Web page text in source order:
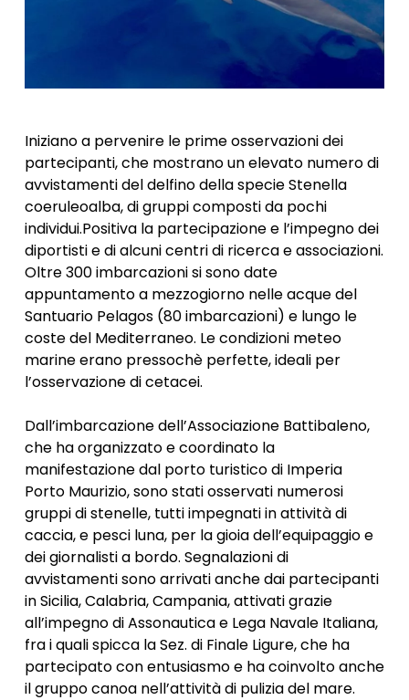
Iniziano a pervenire le prime osservazioni dei
partecipanti, che mostrano un elevato numero di
avvistamenti del delfino della specie Stenella
coeruleoalba, di gruppi composti da pochi
individui.Positiva la partecipazione e l’impegno dei
diportisti e di alcuni centri di ricerca e associazioni.
Oltre 300 imbarcazioni si sono date
appuntamento a mezzogiorno nelle acque del
Santuario Pelagos (80 imbarcazioni) e lungo le
coste del Mediterraneo. Le condizioni meteo
marine erano pressochè perfette, ideali per
l’osservazione di cetacei.
Dall’imbarcazione dell’Associazione Battibaleno,
che ha organizzato e coordinato la
manifestazione dal porto turistico di Imperia
Porto Maurizio, sono stati osservati numerosi
gruppi di stenelle, tutti impegnati in attività di
caccia, e pesci luna, per la gioia dell’equipaggio e
dei giornalisti a bordo. Segnalazioni di
avvistamenti sono arrivati anche dai partecipanti
in Sicilia, Calabria, Campania, attivati grazie
all’impegno di Assonautica e Lega Navale Italiana,
fra i quali spicca la Sez. di Finale Ligure, che ha
partecipato con entusiasmo e ha coinvolto anche
il gruppo canoa nell’attività di pulizia del mare.